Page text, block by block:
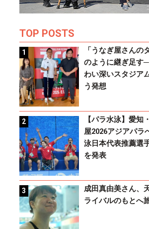
TOP POSTS
「うなぎ屋さんの
のように継ぎ足す
わい深いスタジア
う発想
【パラ水泳】愛知
屋2026アジアパ
泳日本代表推薦選
を発表
成田真由美さん、
ライバルのもとへ